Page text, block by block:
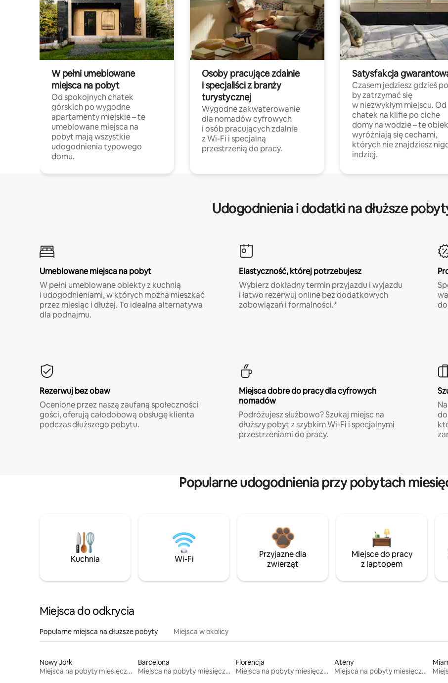
W pełni umeblowane
miejsca na pobyt
Od spokojnych chatek
górskich po wygodne
apartamenty miejskie – te
umeblowane miejsca na
pobyt mają wszystkie
udogodnienia typowego
domu.
Osoby pracujące zdalnie
i specjaliści z branży
turystycznej
Wygodne zakwaterowanie
dla nomadów cyfrowych
i osób pracujących zdalnie
z Wi-Fi i specjalną
przestrzenią do pracy.
Satysfakcja
Czasem jedziesz gdzieś
by zatrzymać się
w niezwykłym miejscu. Od
chatek na klifie po ciche
domy na wodzie – te
wyróżniają się cechami,
których nie znajdziesz
indziej.
Udogodnienia i dodatki na dłuższe
Umeblowane miejsca na pobyt
W pełni umeblowane obiekty z kuchnią
i udogodnieniami, w których można mieszkać
przez miesiąc i dłużej. To idealna alternatywa
dla podnajmu.
Elastyczność, której potrzebujesz
Wybierz dokładny termin przyjazdu i wyjazdu
i łatwo rezerwuj online bez dodatkowych
zobowiązań i formalności.*
Rezerwuj bez obaw
Ocenione przez naszą zaufaną społeczności
gości, oferują całodobową obsługę klienta
podczas dłuższego pobytu.
Miejsca dobre do pracy dla cyfrowych
nomadów
Podróżujesz służbowo? Szukaj miejsc na
dłuższy pobyt z szybkim Wi-Fi i specjalnymi
przestrzeniami do pracy.
Popularne udogodnienia przy pobytach
Kuchnia Wi-Fi
Przyjazne dla
zwierząt
Miejsce do pracy
z laptopem
Miejsca do odkrycia
Popularne miejsca na dłuższe pobyty Miejsca w okolicy
Nowy Jork
Miejsca na pobyty miesięczne
Barcelona
Miejsca na pobyty miesięczne
Florencja
Miejsca na pobyty miesięczne
Ateny
Miejsca na pobyty miesięczne